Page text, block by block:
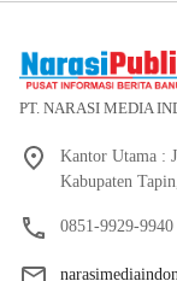
PT. NARASI MEDIA
Kantor Utama :
Kabupaten
0851-9929-9940